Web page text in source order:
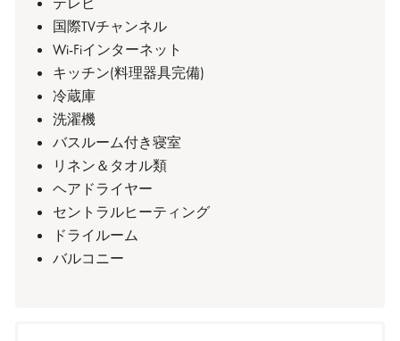
国際TVチャンネル
Wi-Fiインターネット
キッチン(料理器具完備)
冷蔵庫
洗濯機
バスルーム付き寝室
リネン＆タオル類
ヘアドライヤー
セントラルヒーティング
ドライルーム
バルコニー